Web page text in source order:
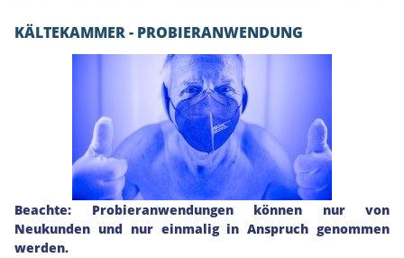
KÄLTEKAMMER - PROBIERANWENDUNG
Beachte: Probieranwendungen können nur von
Neukunden und nur einmalig in Anspruch genommen
werden.